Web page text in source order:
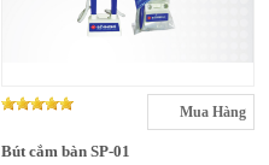
Mua Hàng
Bút cắm bàn SP-01